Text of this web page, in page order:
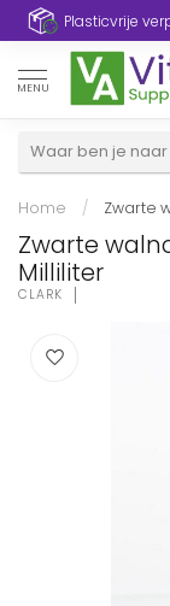
Plasticvrije
MENU
Home / Zwarte
Zwarte
Milliliter
CLARK